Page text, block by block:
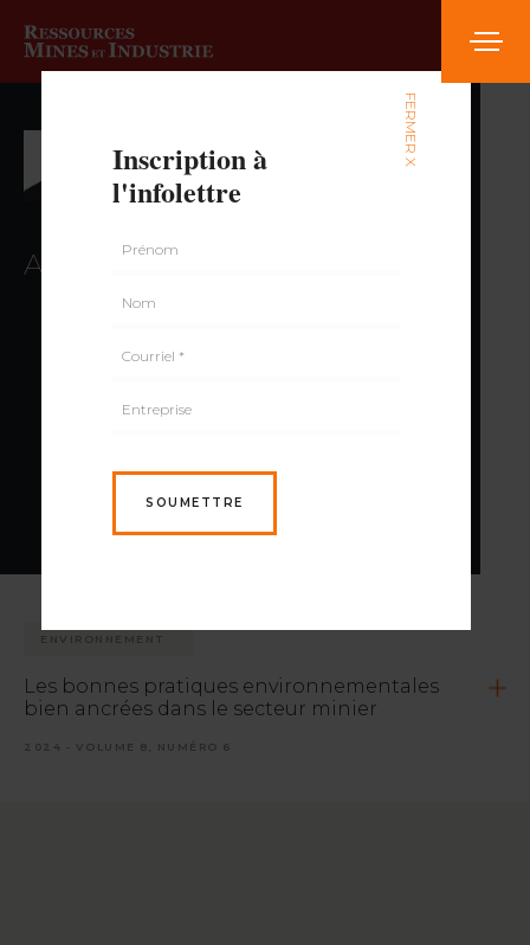
Martin Bureau
Association minière du Québec
ENVIRONNEMENT
Les bonnes pratiques environnementales
bien ancrées dans le secteur minier
2024 - VOLUME 8, NUMÉRO 6
FERMER X
Inscription à
l'infolettre
SOUMETTRE